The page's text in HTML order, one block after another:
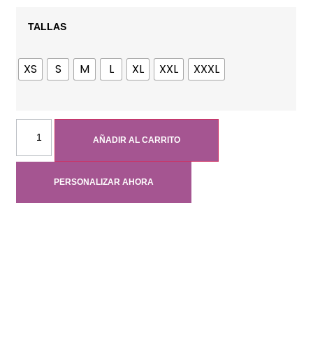
TALLAS
XS S M L XL XXL XXXL
AÑADIR AL CARRITO
PERSONALIZAR AHORA